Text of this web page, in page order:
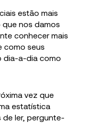
estão mais
nos damos
conhecer mais
como seus
dia-a-dia como
vez que
estatística
ler, pergunte-